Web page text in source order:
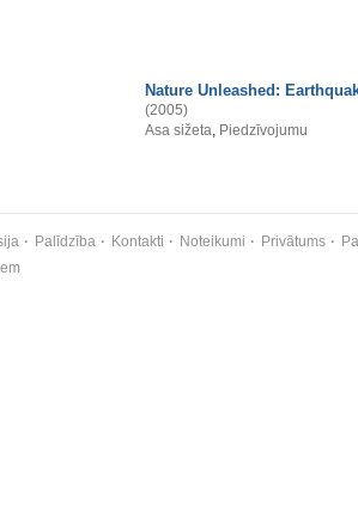
Nature Unleashed:
(2005)
Asa sižeta, Piedzīvojumu
Palīdzība Kontakti Noteikumi Privātums